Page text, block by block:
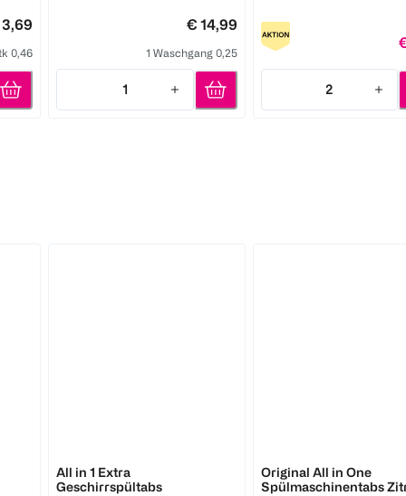
0,46
€ 14,99
1 Waschgang 0,25
1
Quantity: 1
2
Quantity: 2
All in 1 Extra
Geschirrspültabs
Original All in One
Spülmaschinentabs